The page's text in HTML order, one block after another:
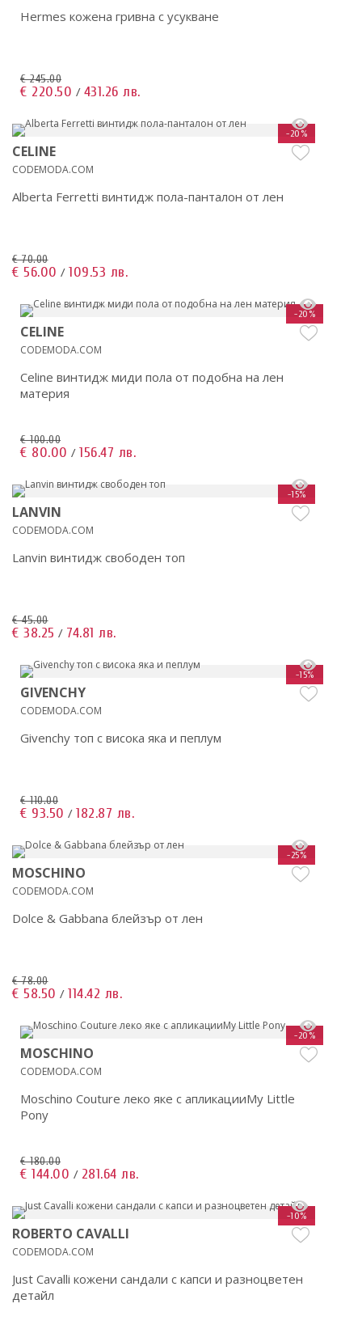
Hermes кожена гривна с усукване
€ 245.00
€ 220.50 / 431.26 лв.
-20%
CELINE
CODEMODA.COM
Alberta Ferretti винтидж пола-панталон от лен
€ 70.00
€ 56.00 / 109.53 лв.
-20%
CELINE
CODEMODA.COM
Celine винтидж миди пола от подобна на лен
материя
€ 100.00
€ 80.00 / 156.47 лв.
-15%
LANVIN
CODEMODA.COM
Lanvin винтидж свободен топ
€ 45.00
€ 38.25 / 74.81 лв.
-15%
GIVENCHY
CODEMODA.COM
Givenchy топ с висока яка и пеплум
€ 110.00
€ 93.50 / 182.87 лв.
-25%
MOSCHINO
CODEMODA.COM
Dolce & Gabbana блейзър от лен
€ 78.00
€ 58.50 / 114.42 лв.
-20%
MOSCHINO
CODEMODA.COM
Moschino Couture леко яке с апликацииMy Little
Pony
€ 180.00
€ 144.00 / 281.64 лв.
-10%
ROBERTO CAVALLI
CODEMODA.COM
Just Cavalli кожени сандали с капси и разноцветен
детайл